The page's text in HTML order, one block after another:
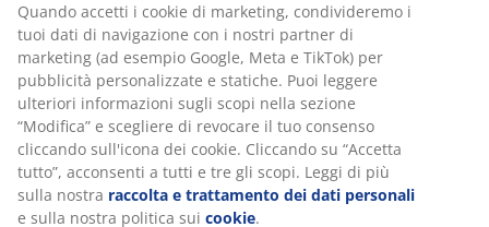
Quando accetti i cookie di marketing, condivideremo i
tuoi dati di navigazione con i nostri partner di
marketing (ad esempio Google, Meta e TikTok) per
pubblicità personalizzate e statiche. Puoi leggere
ulteriori informazioni sugli scopi nella sezione
“Modifica” e scegliere di revocare il tuo consenso
cliccando sull'icona dei cookie. Cliccando su “Accetta
tutto”, acconsenti a tutti e tre gli scopi. Leggi di più
sulla nostra raccolta e trattamento dei dati personali
e sulla nostra politica sui cookie.